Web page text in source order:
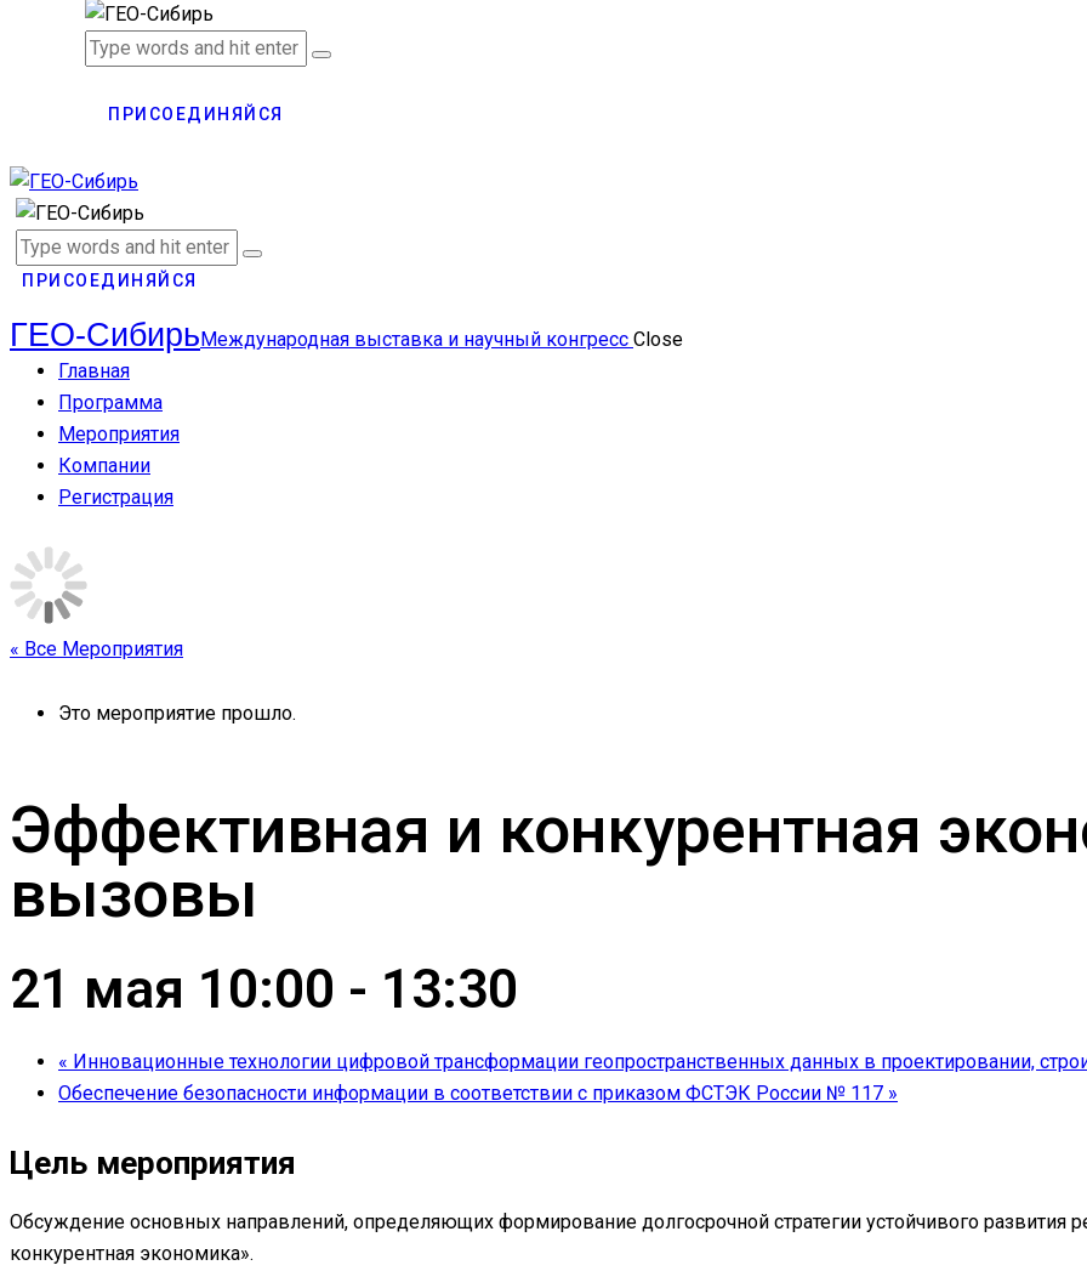
ПРИСОЕДИНЯЙСЯ
ПРИСОЕДИНЯЙСЯ
ГЕО-СибирьМеждународная выставка и научный конгресс Close
Главная
Программа
Мероприятия
Компании
Регистрация
« Все Мероприятия
Это мероприятие прошло.
Эффективная и конкурентная
вызовы
21 мая 10:00 - 13:30
« Инновационные технологии цифровой трансформации геопространственных данных в проектировании,
Обеспечение безопасности информации в соответствии с приказом ФСТЭК России № 117 »
Цель мероприятия
Обсуждение основных направлений, определяющих формирование долгосрочной стратегии устойчивого развития
конкурентная экономика».